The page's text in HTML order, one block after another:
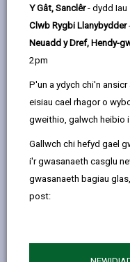
Y Gât, Sanclêr- dydd Iau
Clwb Rygbi Llanybydder
Neuadd y Dref, Hendy-
2pm
P'un a ydych chi'n
eisiau cael rhagor o
gweithio, galwch heibio
Gallwch chi hefyd gael
i'r gwasanaeth casglu
gwasanaeth bagiau
post:
5.
6. Y
7.
8. Caffael